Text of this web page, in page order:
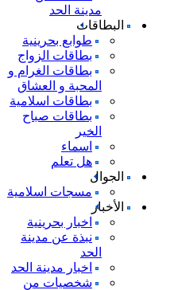
مدينة الحد
البطاقات
طوابع بحرينية
بطاقات الزواج
بطاقات الغرام و
المحبة و العشاق
بطاقات اسلامية
بطاقات صباح
الخير
اسماء
هل تعلم
الجوال
مسجات اسلامية
الأخبار
اخبار بحرينية
نبذة عن مدينة
الحد
اخبار مدينة الحد
شخصيات من